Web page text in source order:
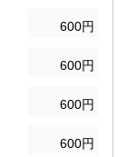
600円
600円
600円
600円